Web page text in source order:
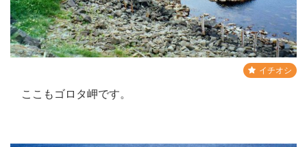
イチオシ
ここもゴロタ岬です。